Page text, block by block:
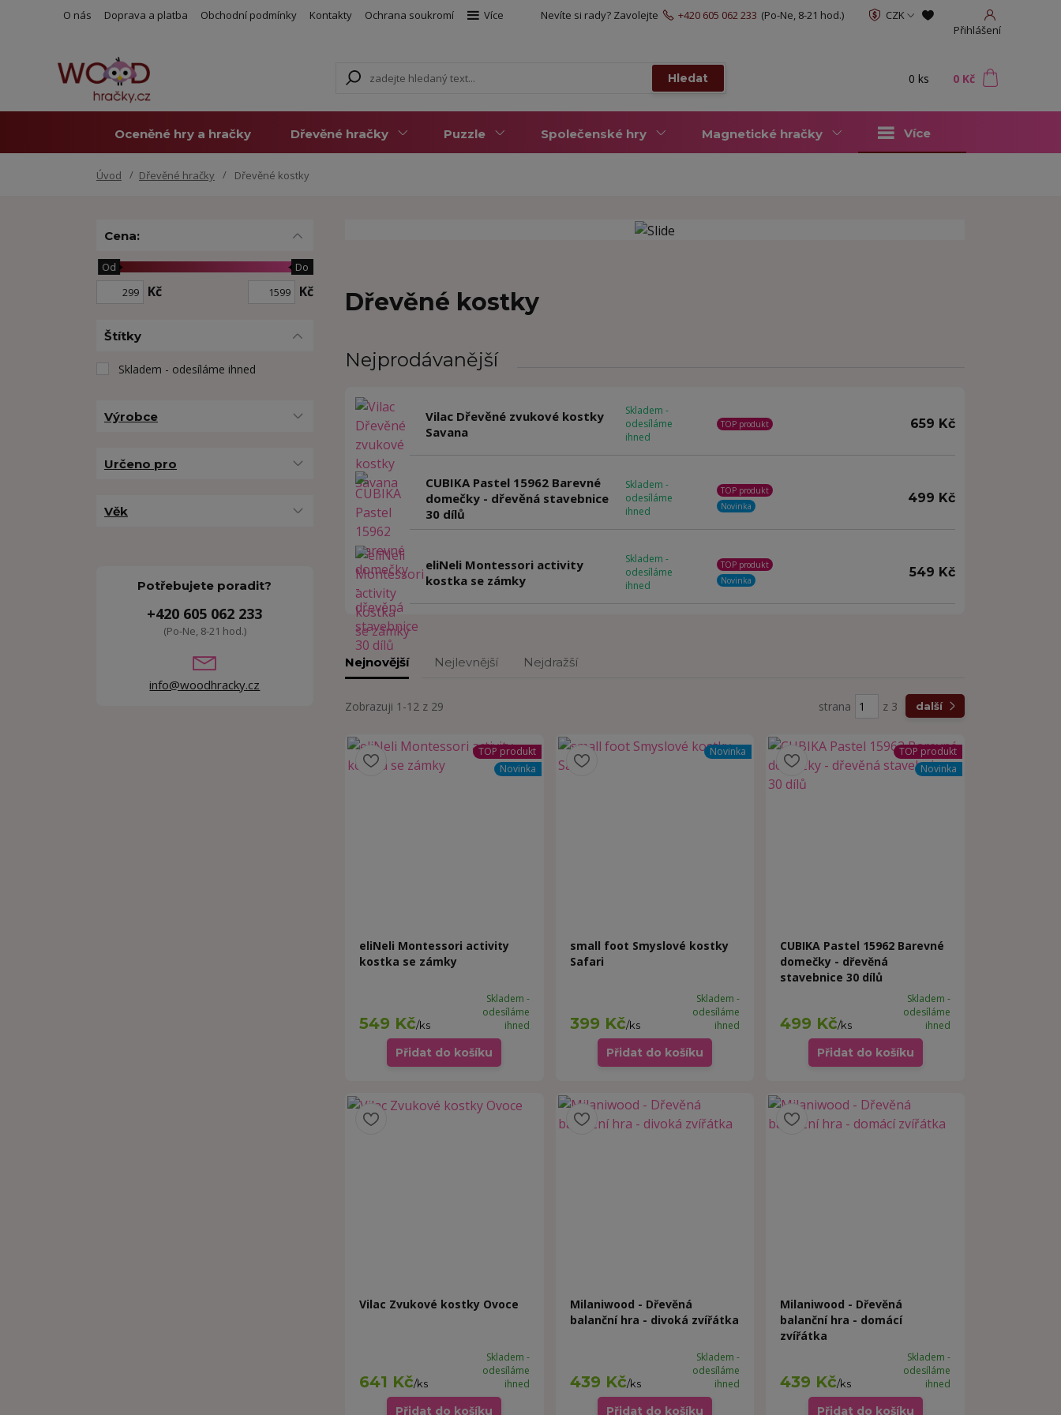
O nás Doprava a platba Obchodní podmínky Kontakty Ochrana soukromí Více
CZK
Přihlášení
Hledat
Nevíte si rady? Zavolejte +420 605 062 233 (Po-Ne, 8-21 hod.)
0 ks 0 Kč
Oceněné hry a hračky Dřevěné hračky Puzzle Společenské hry Magnetické hračky Více
Úvod Dřevěné hračky Dřevěné kostky
Dřevěné kostky
Nejprodávanější
Vilac Dřevěné zvukové kostky
Savana
Skladem -
odesíláme
ihned
TOP produkt 659 Kč
CUBIKA Pastel 15962 Barevné
domečky - dřevěná stavebnice
30 dílů
Skladem -
odesíláme
ihned
TOP produkt
Novinka
499 Kč
eliNeli Montessori activity
kostka se zámky
Skladem -
odesíláme
ihned
TOP produkt
Novinka
549 Kč
Nejnovější Nejlevnější Nejdražší
Zobrazuji 1-12 z 29 strana z 3 další
TOP produkt
Novinka
eliNeli Montessori activity
kostka se zámky
549 Kč/ks
Skladem -
odesíláme
ihned
Přidat do košíku
Novinka
small foot Smyslové kostky
Safari
399 Kč/ks
Skladem -
odesíláme
ihned
Přidat do košíku
TOP produkt
Novinka
CUBIKA Pastel 15962 Barevné
domečky - dřevěná
stavebnice 30 dílů
499 Kč/ks
Skladem -
odesíláme
ihned
Přidat do košíku
Vilac Zvukové kostky Ovoce
641 Kč/ks
Skladem -
odesíláme
ihned
Přidat do košíku
Milaniwood - Dřevěná
balanční hra - divoká zvířátka
439 Kč/ks
Skladem -
odesíláme
ihned
Přidat do košíku
Milaniwood - Dřevěná
balanční hra - domácí
zvířátka
439 Kč/ks
Skladem -
odesíláme
ihned
Přidat do košíku
Cena:
Kč
Od Do
Kč
Štítky
Skladem - odesíláme ihned
Výrobce
Určeno pro
Věk
Potřebujete poradit?
+420 605 062 233
(Po-Ne, 8-21 hod.)
info@woodhracky.cz